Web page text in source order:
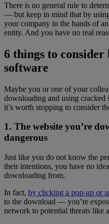
There is no general rule to
— but keep in mind that by
your company in the hands of
entity. And you have no real
6 things to
software
Maybe you or one of your
downloading and using
it’s worth stopping to consider
1. The website you’re
dangerous
Just like you do not know the
their intentions, you have no
downloading from.
In fact, by clicking a pop-up or
to the download — you’re
network to potential threats like